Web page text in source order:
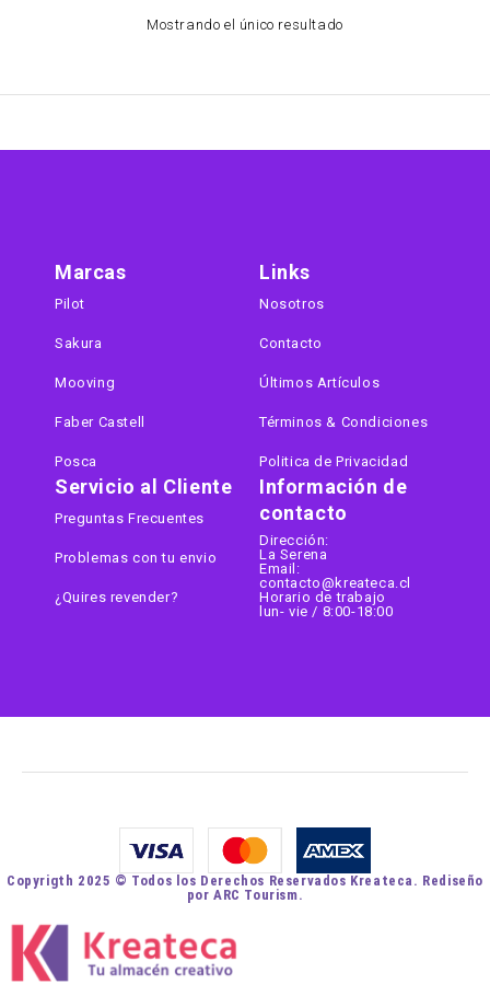
Mostrando el único resultado
Información de
contacto
Dirección:
La Serena
Email:
contacto@kreateca.cl
Horario de trabajo
lun- vie / 8:00-18:00
Marcas
Pilot
Sakura
Mooving
Faber Castell
Posca
Links
Nosotros
Contacto
Últimos Artículos
Términos & Condiciones
Politica de Privacidad
Servicio al Cliente
Preguntas Frecuentes
Problemas con tu envio
¿Quires revender?
Copyrigth 2025 © Todos los Derechos Reservados Kreateca. Rediseño
por ARC Tourism.